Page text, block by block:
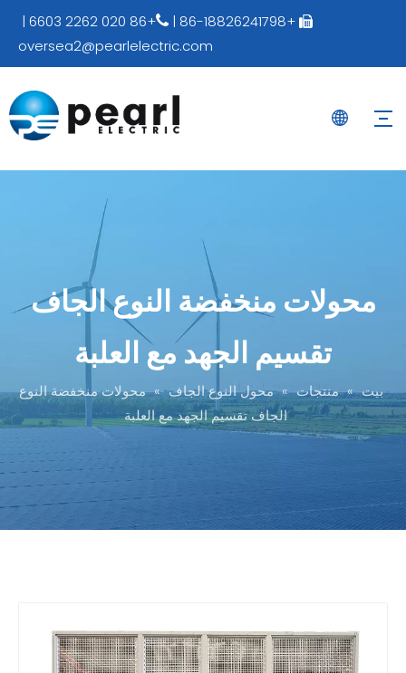

+86-18826241798 |

+86 020 2262 6603 |
oversea2@pearlelectric.com
محولات منخفضة النوع الجاف
تقسيم الجهد مع العلبة
بيت » منتجات » محول النوع الجاف » محولات منخفضة النوع
الجاف تقسيم الجهد مع العلبة